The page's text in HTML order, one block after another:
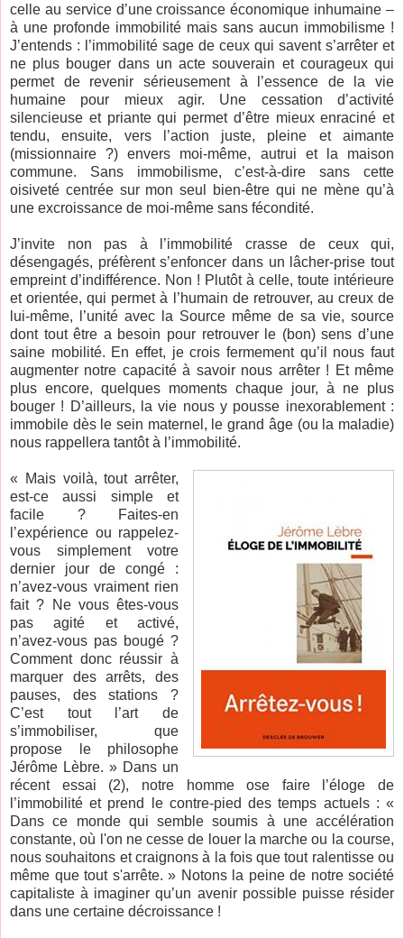
celle au service d’une croissance économique inhumaine –
à une profonde immobilité mais sans aucun immobilisme !
J’entends : l’immobilité sage de ceux qui savent s’arrêter et
ne plus bouger dans un acte souverain et courageux qui
permet de revenir sérieusement à l’essence de la vie
humaine pour mieux agir. Une cessation d’activité
silencieuse et priante qui permet d’être mieux enraciné et
tendu, ensuite, vers l’action juste, pleine et aimante
(missionnaire ?) envers moi-même, autrui et la maison
commune. Sans immobilisme, c’est-à-dire sans cette
oisiveté centrée sur mon seul bien-être qui ne mène qu’à
une excroissance de moi-même sans fécondité.
J’invite non pas à l’immobilité crasse de ceux qui,
désengagés, préfèrent s’enfoncer dans un lâcher-prise tout
empreint d’indifférence. Non ! Plutôt à celle, toute intérieure
et orientée, qui permet à l’humain de retrouver, au creux de
lui-même, l’unité avec la Source même de sa vie, source
dont tout être a besoin pour retrouver le (bon) sens d’une
saine mobilité. En effet, je crois fermement qu’il nous faut
augmenter notre capacité à savoir nous arrêter ! Et même
plus encore, quelques moments chaque jour, à ne plus
bouger ! D’ailleurs, la vie nous y pousse inexorablement :
immobile dès le sein maternel, le grand âge (ou la maladie)
nous rappellera tantôt à l’immobilité.
« Mais voilà, tout arrêter,
est-ce aussi simple et
facile ? Faites-en
l’expérience ou rappelez-
vous simplement votre
dernier jour de congé :
n’avez-vous vraiment rien
fait ? Ne vous êtes-vous
pas agité et activé,
n’avez-vous pas bougé ?
Comment donc réussir à
marquer des arrêts, des
pauses, des stations ?
C’est tout l’art de
s’immobiliser, que
propose le philosophe
Jérôme Lèbre. » Dans un
récent essai (2), notre homme ose faire l’éloge de
l’immobilité et prend le contre-pied des temps actuels : «
Dans ce monde qui semble soumis à une accélération
constante, où l'on ne cesse de louer la marche ou la course,
nous souhaitons et craignons à la fois que tout ralentisse ou
même que tout s'arrête. » Notons la peine de notre société
capitaliste à imaginer qu’un avenir possible puisse résider
dans une certaine décroissance !